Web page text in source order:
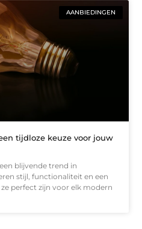
AANBIEDINGEN
tijdloze keuze voor jouw
blijvende trend in
stijl, functionaliteit en een
perfect zijn voor elk modern